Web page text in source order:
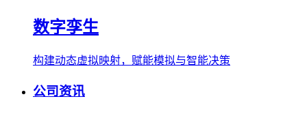
数字孪生
构建动态虚拟映射，赋能模拟与智能决策
公司资讯